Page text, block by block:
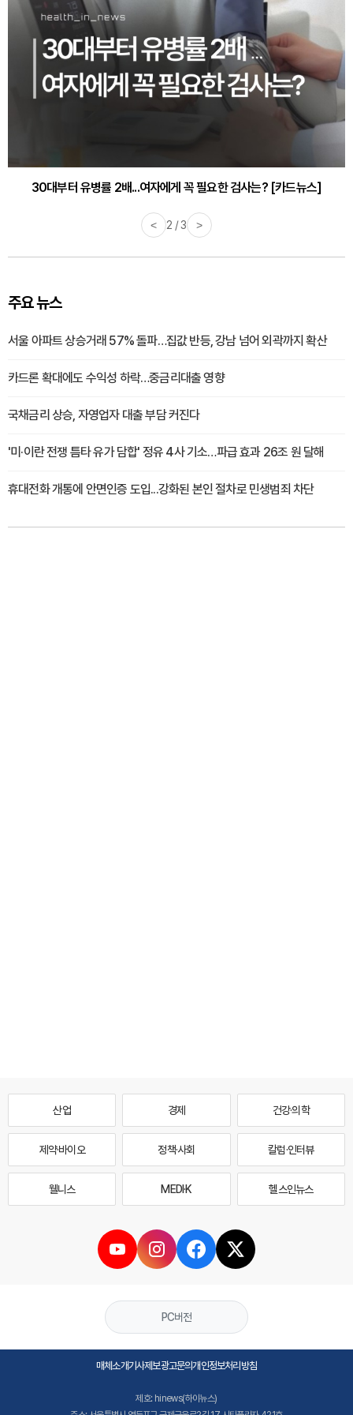
30대부터 유병률 2배...여자에게 꼭 필요한 검사는? [카드뉴스]
< 2 / 3 >
주요 뉴스
서울 아파트 상승거래 57% 돌파…집값 반등, 강남 넘어 외곽까지 확산
카드론 확대에도 수익성 하락…중금리대출 영향
국채금리 상승, 자영업자 대출 부담 커진다
'미·이란 전쟁 틈타 유가 담합' 정유 4사 기소…파급 효과 26조 원 달해
휴대전화 개통에 안면인증 도입...강화된 본인 절차로 민생범죄 차단
산업 경제 건강·의학
제약·바이오 정책·사회 칼럼·인터뷰
웰니스 MEDI·K 헬스인뉴스
PC버전
매체소개기사제보광고문의개인정보처리방침
제호: hinews(하이뉴스)